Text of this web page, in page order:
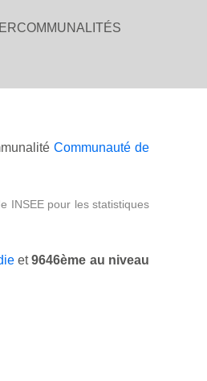
Communauté de
INSEE pour les statistiques
et9646ème au niveau